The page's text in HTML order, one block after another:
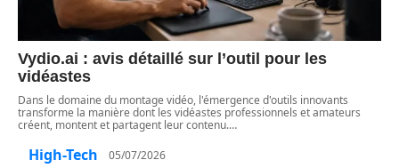
Vydio.ai : avis détaillé sur l’outil pour les
vidéastes
Dans le domaine du montage vidéo, l'émergence d'outils innovants
transforme la manière dont les vidéastes professionnels et amateurs
créent, montent et partagent leur contenu.…
High-Tech 05/07/2026